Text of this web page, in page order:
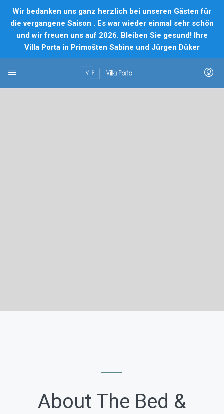
Wir bedanken uns ganz herzlich bei unseren Gästen für
die vergangene Saison . Es war wieder einmal sehr schön
und wir freuen uns auf 2026. Bleiben Sie gesund! Ihre
Villa Porta in Primošten Sabine und Jürgen Düker
About The Bed &